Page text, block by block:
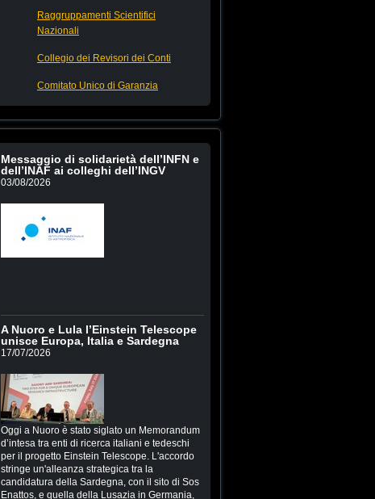
Raggruppamenti Scientifici
Nazionali
Collegio dei Revisori dei Conti
Comitato Unico di Garanzia
Messaggio di solidarietà dell’INFN e
dell’INAF ai colleghi dell’INGV
03/08/2026
A Nuoro e Lula l’Einstein Telescope
unisce Europa, Italia e Sardegna
17/07/2026
Oggi a Nuoro è stato siglato un Memorandum
d’intesa tra enti di ricerca italiani e tedeschi
per il progetto Einstein Telescope. L'accordo
stringe un'alleanza strategica tra la
candidatura della Sardegna, con il sito di Sos
Enattos, e quella della Lusazia in Germania,